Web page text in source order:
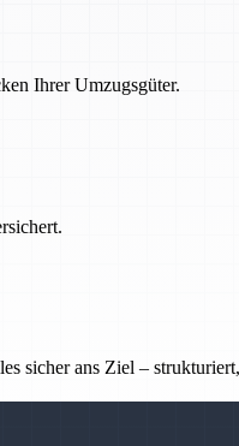
Ihrer Umzugsgüter.
sicher ans Ziel –